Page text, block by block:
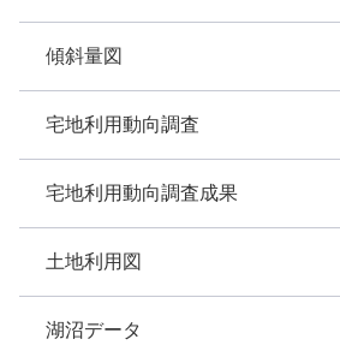
傾斜量図
宅地利用動向調査
宅地利用動向調査成果
土地利用図
湖沼データ